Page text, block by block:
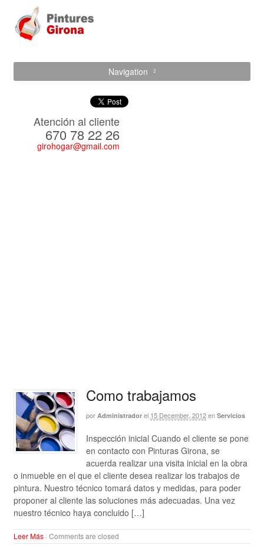
Navigation
Atención al cliente
670 78 22 26
girohogar@gmail.com
Como trabajamos
por Administrador el 15 December, 2012 en Servicios
Inspección inicial Cuando el cliente se pone
en contacto con Pinturas Girona, se
acuerda realizar una visita inicial en la obra
o inmueble en el que el cliente desea realizar los trabajos de
pintura. Nuestro técnico tomará datos y medidas, para poder
proponer al cliente las soluciones más adecuadas. Una vez
nuestro técnico haya concluido […]
Leer Más· Comments are closed